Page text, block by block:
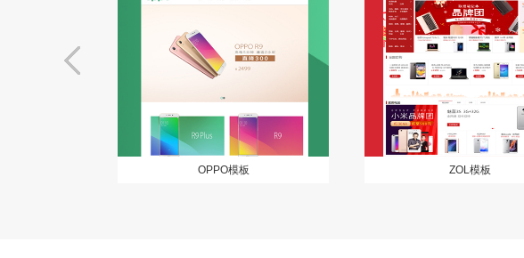
OPPO模板 ZOL模板